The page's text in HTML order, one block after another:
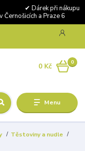
Kč ✔ Dárek při nákupu
a Praze 6
Menu
0
0 Kč
Těstoviny a nudle